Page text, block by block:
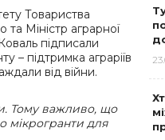
Товариства
Міністр аграрної
підписали
підтримка аграріїв
від війни.
Тому важливо, що
мікрогранти для